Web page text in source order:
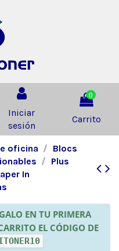
Iniciar
sesión
0
Carrito
oficina
Blocs
Plus
In
EN TU PRIMERA
EL CÓDIGO DE